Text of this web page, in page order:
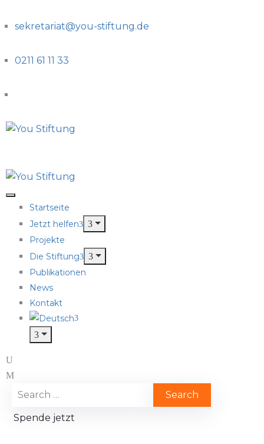
sekretariat@you-stiftung.de
0211 61 11 33
Startseite
Jetzt helfen
Projekte
Die Stiftung
Publikationen
News
Kontakt
Spende jetzt